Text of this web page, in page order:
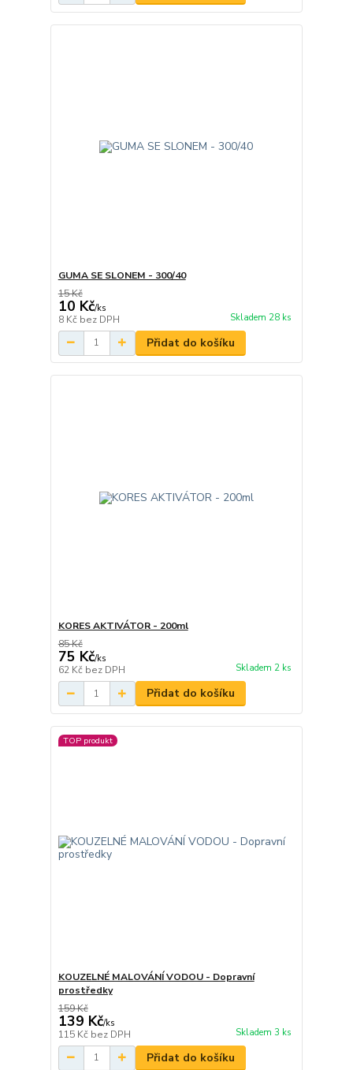
GUMA SE SLONEM - 300/40
15 Kč
10 Kč/ks
8 Kč bez DPH Skladem 28 ks
Přidat do košíku
KORES AKTIVÁTOR - 200ml
85 Kč
75 Kč/ks
62 Kč bez DPH Skladem 2 ks
Přidat do košíku
TOP produkt
KOUZELNÉ MALOVÁNÍ VODOU - Dopravní
prostředky
159 Kč
139 Kč/ks
115 Kč bez DPH Skladem 3 ks
Přidat do košíku